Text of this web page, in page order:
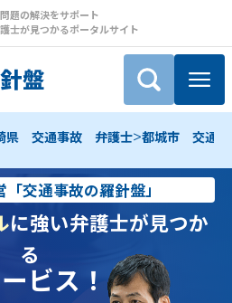
題の解決をサポート
士が見つかるポータルサイト
県 交通事故 弁護士>都城市 交通
交通事故の羅針盤」
に強い弁護士が見つか
る
ビス！